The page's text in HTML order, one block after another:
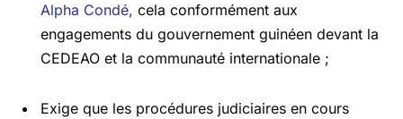
Alpha Condé, cela conformément aux
engagements du gouvernement guinéen devant la
CEDEAO et la communauté internationale ;
Exige que les procédures judiciaires en cours